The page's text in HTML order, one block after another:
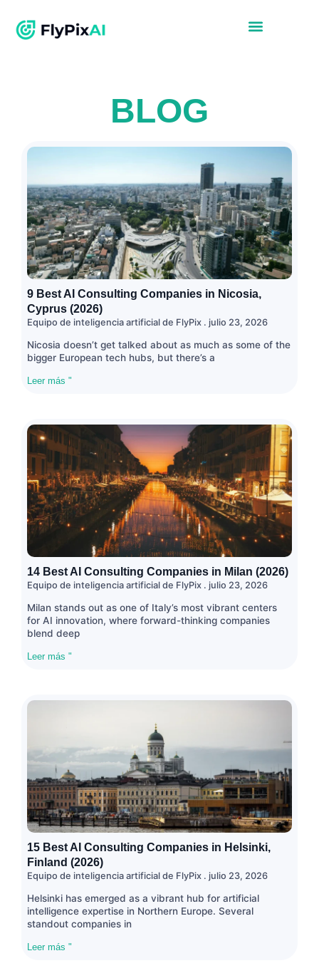
BLOG
9 Best AI Consulting Companies in Nicosia,
Cyprus (2026)
Equipo de inteligencia artificial de FlyPix julio 23, 2026
Nicosia doesn’t get talked about as much as some of the
bigger European tech hubs, but there’s a
Leer más "
14 Best AI Consulting Companies in Milan (2026)
Equipo de inteligencia artificial de FlyPix julio 23, 2026
Milan stands out as one of Italy’s most vibrant centers
for AI innovation, where forward-thinking companies
blend deep
Leer más "
15 Best AI Consulting Companies in Helsinki,
Finland (2026)
Equipo de inteligencia artificial de FlyPix julio 23, 2026
Helsinki has emerged as a vibrant hub for artificial
intelligence expertise in Northern Europe. Several
standout companies in
Leer más "